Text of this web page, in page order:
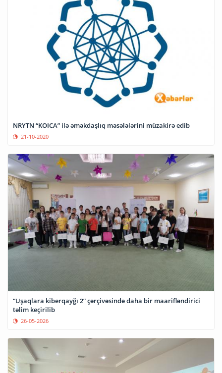
NRYTN “KOICA” ilə əməkdaşlıq məsələlərini müzakirə edib
21-10-2020
“Uşaqlara kiberqayğı 2” çərçivəsində daha bir maarifləndirici
təlim keçirilib
26-05-2026